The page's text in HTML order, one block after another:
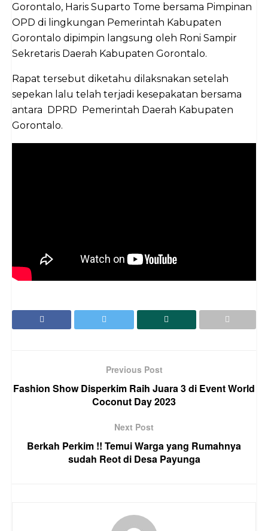
Gorontalo, Haris Suparto Tome bersama Pimpinan
OPD di lingkungan Pemerintah Kabupaten
Gorontalo dipimpin langsung oleh Roni Sampir
Sekretaris Daerah Kabupaten Gorontalo.
Rapat tersebut diketahu dilaksnakan setelah
sepekan lalu telah terjadi kesepakatan bersama
antara DPRD Pemerintah Daerah Kabupaten
Gorontalo.
Previous Post
Fashion Show Disperkim Raih Juara 3 di Event World
Coconut Day 2023
Next Post
Berkah Perkim !! Temui Warga yang Rumahnya
sudah Reot di Desa Payunga